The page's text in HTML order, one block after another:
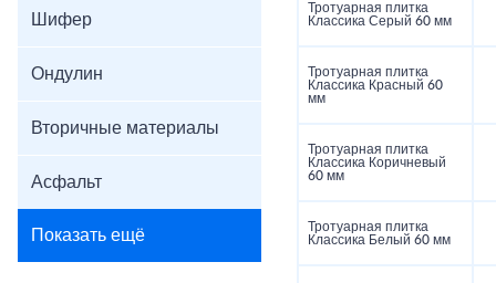
Шифер
Ондулин
Вторичные материалы
Асфальт
Показать ещё
Тротуарная плитка
Классика Серый 60 мм
Тротуарная плитка
Классика Красный 60
мм
Тротуарная плитка
Классика Коричневый
60 мм
Тротуарная плитка
Классика Белый 60 мм